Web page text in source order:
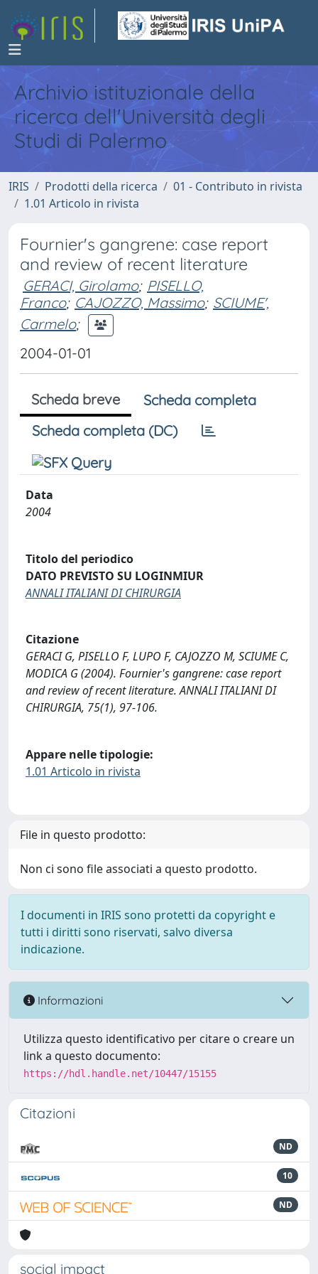
Archivio istituzionale della
ricerca dell'Università degli
Studi di Palermo
IRIS Prodotti della ricerca
01 - Contributo in rivista
1.01 Articolo in rivista
Fournier's gangrene: case report
and review of recent literature
GERACI, Girolamo; PISELLO,
Franco; CAJOZZO, Massimo; SCIUME',
Carmelo;
2004-01-01
Scheda breve
Scheda completa
Scheda completa (DC)
Data
2004
Titolo del periodico
DATO PREVISTO SU LOGINMIUR
ANNALI ITALIANI DI CHIRURGIA
Citazione
GERACI G, PISELLO F, LUPO F, CAJOZZO M, SCIUME C,
MODICA G (2004). Fournier's gangrene: case report
and review of recent literature. ANNALI ITALIANI DI
CHIRURGIA, 75(1), 97-106.
Appare nelle tipologie:
1.01 Articolo in rivista
File in questo prodotto:
Non ci sono file associati a questo prodotto.
I documenti in IRIS sono protetti da copyright e
tutti i diritti sono riservati, salvo diversa
indicazione.
Informazioni
Utilizza questo identificativo per citare o creare un
link a questo documento:
https://hdl.handle.net/10447/15155
Citazioni
ND
10
ND
social impact